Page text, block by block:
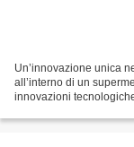
Un’innovazione unica
all’interno di un
innovazioni